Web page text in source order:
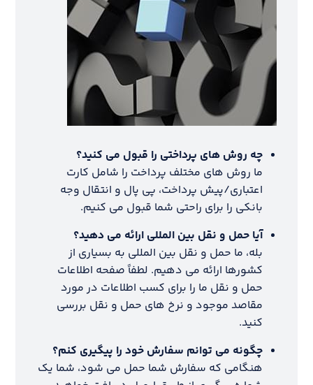
چه روش های پرداختی را قبول می کنید؟
ما روش های مختلف پرداخت را شامل کارت
اعتباری/پیش پرداخت، پی پال و انتقال وجه
بانکی را برای راحتی شما قبول می کنیم.
آیا حمل و نقل بین المللی ارائه می دهید؟
بله، ما حمل و نقل بین المللی به بسیاری از
کشورها ارائه می دهیم. لطفاً صفحه اطلاعات
حمل و نقل ما را برای کسب اطلاعات در مورد
مقاصد موجود و نرخ های حمل و نقل بررسی
کنید.
چگونه می توانم سفارش خود را پیگیری کنم؟
هنگامی که سفارش شما حمل می شود، شما یک